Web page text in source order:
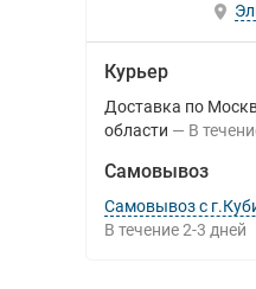
Курьер
Доставка по
области
В
Самовывоз
Самовывоз с
В течение 2-3 дней